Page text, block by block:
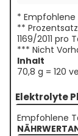
* Empfohlene
**
1169/2011
*** Nicht
Inhalt
70,8 g = 120
Elektrolyte
Empfohlene